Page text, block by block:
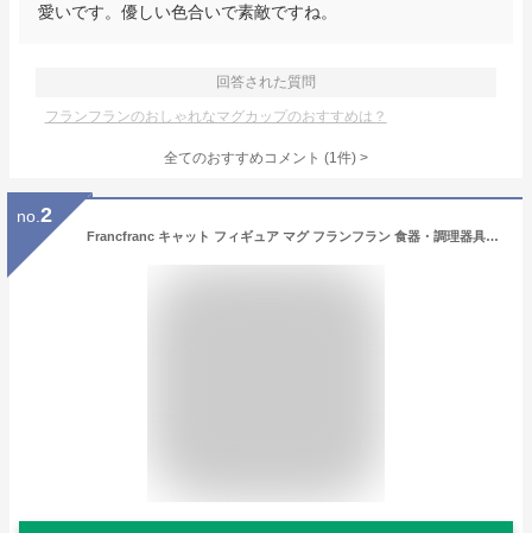
愛いです。優しい色合いで素敵ですね。
回答された質問
フランフランのおしゃれなマグカップのおすすめは？
全てのおすすめコメント (1件) >
no. 2
Francfranc キャット フィギュア マグ フランフラン 食器・調理器具・キッチン用品 グラス・マグカップ・タンブラー ブラック